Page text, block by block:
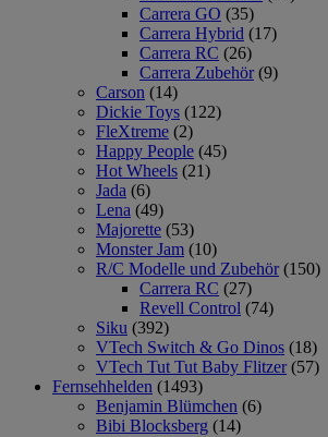
Carrera GO (35)
Carrera Hybrid (17)
Carrera RC (26)
Carrera Zubehör (9)
Carson (14)
Dickie Toys (122)
FleXtreme (2)
Happy People (45)
Hot Wheels (21)
Jada (6)
Lena (49)
Majorette (53)
Monster Jam (10)
R/C Modelle und Zubehör (150)
Carrera RC (27)
Revell Control (74)
Siku (392)
VTech Switch & Go Dinos (18)
VTech Tut Tut Baby Flitzer (57)
Fernsehhelden (1493)
Benjamin Blümchen (6)
Bibi Blocksberg (14)